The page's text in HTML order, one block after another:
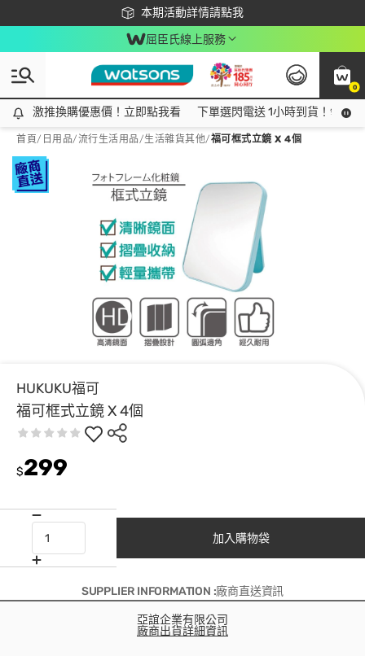
本期活動詳情請點我
下載app最高回饋$350
屈臣氏線上服務
0
激推換購優惠價！立即點我看
激推換購優惠價！立即點我看 下單選閃電送 1小時到貨！領神
首頁/ 日用品/流行生活用品/生活雜貨其他/福可框式立鏡 X 4個
HUKUKU福可
福可框式立鏡 X 4個
$299
加入購物袋
SUPPLIER INFORMATION :廠商直送資訊
亞誼企業有限公司
廠商出貨詳細資訊